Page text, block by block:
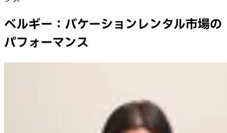
ベルギー：バケーションレンタル市場の
パフォーマンス